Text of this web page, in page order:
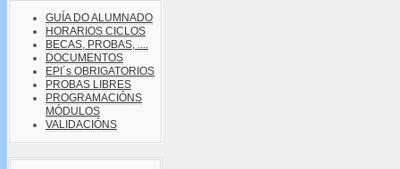
GUÍA DO ALUMNADO
HORARIOS CICLOS
BECAS, PROBAS, ....
DOCUMENTOS
EPI´s OBRIGATORIOS
PROBAS LIBRES
PROGRAMACIÓNS
MÓDULOS
VALIDACIÓNS